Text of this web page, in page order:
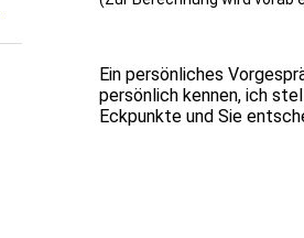
Ein persönliches
persönlich kennen, ich
Eckpunkte und Sie